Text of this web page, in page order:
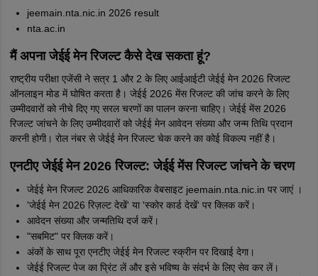
jeemain.nta.nic.in 2026 result
nta.ac.in
मैं अपना जेईई मेन रिजल्ट कैसे देख सकता हूं?
राष्ट्रीय परीक्षा एजेंसी ने सत्र 1 और 2 के लिए आईआईटी जेईई मेन 2026 रिजल्ट
ऑनलाइन मोड में घोषित करता है। जेईई 2026 मेंस रिजल्ट की जांच करने के लिए
उम्मीदवारों को नीचे दिए गए सरल चरणों का पालन करना चाहिए। जेईई मेंस 2026
रिजल्ट जांचने के लिए उम्मीदवारों को जेईई मेन आवेदन संख्या और जन्म तिथि प्रदान
करनी होगी। रोल नंबर से जेईई मेन रिजल्ट चेक करने का कोई विकल्प नहीं है।
एनटीए जेईई मेन 2026 रिजल्ट: जेईई मेंस रिजल्ट जांचने के चरण
जेईई मेन रिजल्ट 2026 आधिकारिक वेबसाइट jeemain.nta.nic.in पर जाएं ।
'जेईई मेन 2026 रिज़ल्ट देखें' या 'स्कोर कार्ड देखें' पर क्लिक करें।
आवेदन संख्या और जन्मतिथि दर्ज करें।
"सबमिट" पर क्लिक करें।
अंकों के साथ पूरा एनटीए जेईई मेन रिजल्ट स्क्रीन पर दिखाई देगा।
जेईई रिजल्ट पेज का प्रिंट लें और इसे भविष्य के संदर्भ के लिए सेव कर लें।